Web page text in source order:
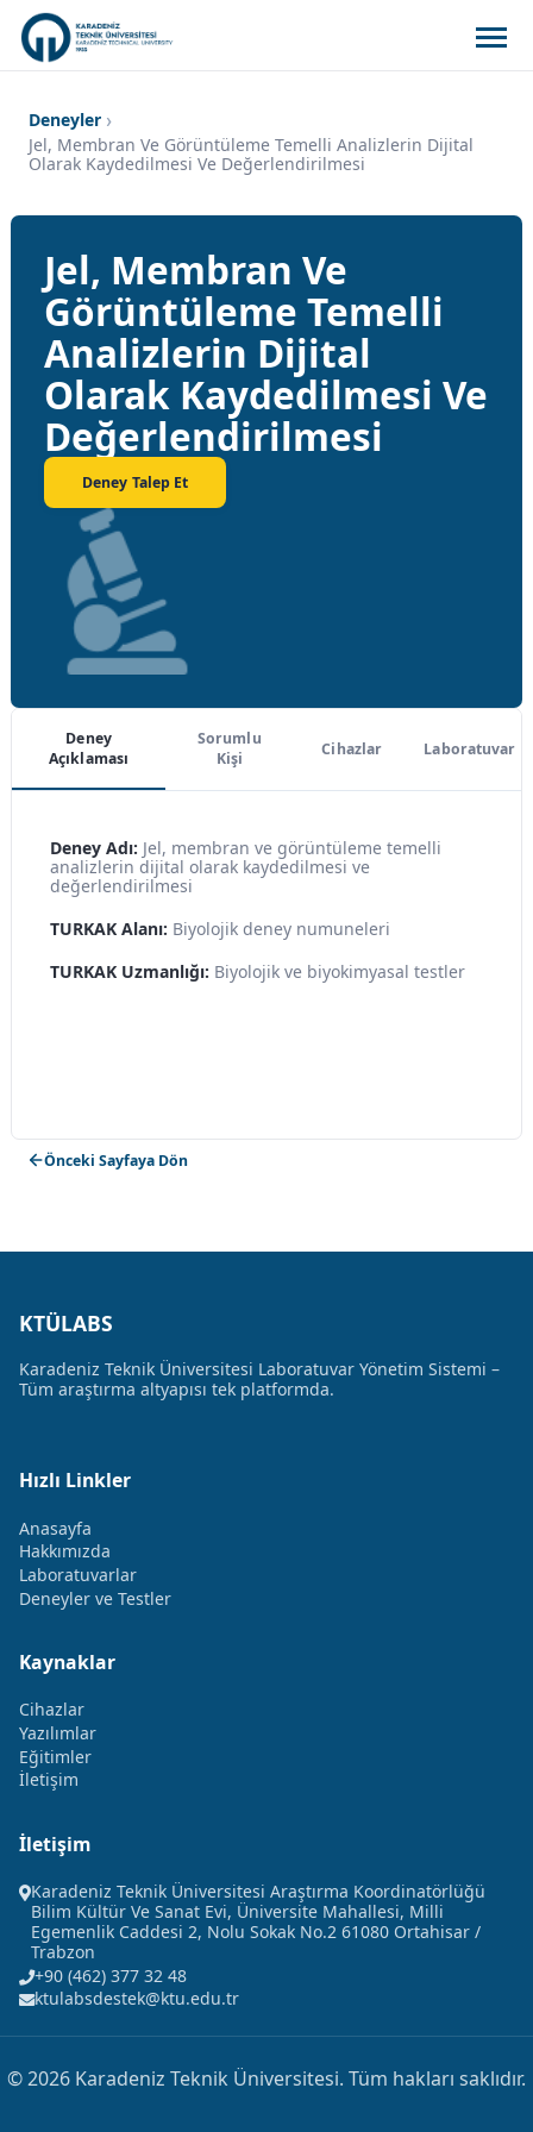
Deneyler
Jel, Membran Ve Görüntüleme Temelli Analizlerin Dijital
Olarak Kaydedilmesi Ve Değerlendirilmesi
Jel, Membran Ve
Görüntüleme Temelli
Analizlerin Dijital
Olarak Kaydedilmesi Ve
Değerlendirilmesi
Deney Talep Et
Deney
Açıklaması
Sorumlu
Kişi
Cihazlar Laboratuvar
Deney Adı: Jel, membran ve görüntüleme temelli
analizlerin dijital olarak kaydedilmesi ve
değerlendirilmesi
TURKAK Alanı: Biyolojik deney numuneleri
TURKAK Uzmanlığı: Biyolojik ve biyokimyasal testler
Önceki Sayfaya Dön
KTÜLABS
Karadeniz Teknik Üniversitesi Laboratuvar Yönetim Sistemi –
Tüm araştırma altyapısı tek platformda.
Hızlı Linkler
Anasayfa
Hakkımızda
Laboratuvarlar
Deneyler ve Testler
Kaynaklar
Cihazlar
Yazılımlar
Eğitimler
İletişim
İletişim
Karadeniz Teknik Üniversitesi Araştırma Koordinatörlüğü
Bilim Kültür Ve Sanat Evi, Üniversite Mahallesi, Milli
Egemenlik Caddesi 2, Nolu Sokak No.2 61080 Ortahisar /
Trabzon
+90 (462) 377 32 48
ktulabsdestek@ktu.edu.tr
© 2026 Karadeniz Teknik Üniversitesi. Tüm hakları saklıdır.